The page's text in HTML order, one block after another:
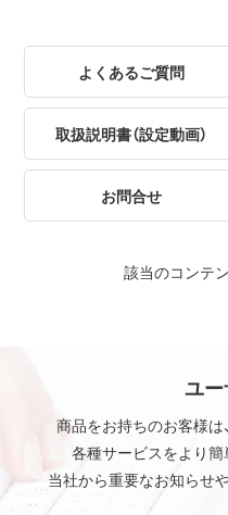
よくあるご質問
取扱説明書（設定動画）
お問合せ
該当のコンテ
ユ
商品をお持ちのお客様
各種サービスをより簡
当社から重要なお知らせ